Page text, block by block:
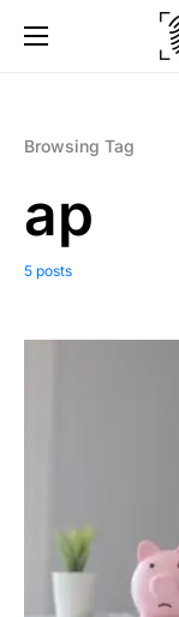
Browsing Tag
ap
5 posts